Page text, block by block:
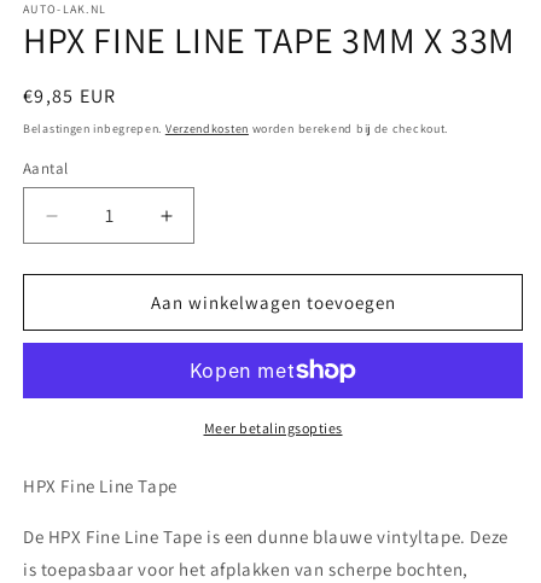
openen
in
modaal
AUTO-LAK.NL
HPX FINE LINE TAPE 3MM X 33M
Normale
prijs
€9,85 EUR
Belastingen inbegrepen. Verzendkosten worden berekend bij de checkout.
Aantal
Aantal
verlagen
voor
FINE
3MM
Aantal
verhogen
voor
HPX
FINE
TAPE
3MM
Aan winkelwagen toevoegen
Meer betalingsopties
HPX Fine Line Tape
De HPX Fine Line Tape is een dunne blauwe vintyltape. Deze
is toepasbaar voor het afplakken van scherpe bochten,